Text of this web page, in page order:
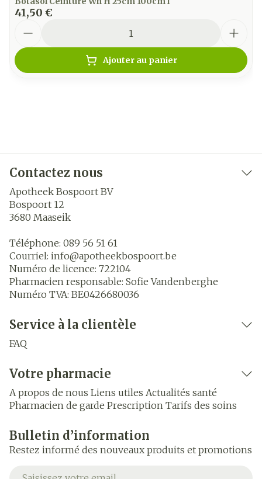
41,50 €
Ajouter au panier
Contactez nous
Apotheek Bospoort BV
Bospoort 12
3680 Maaseik
Téléphone: 089 56 51 61
Courriel: info@apotheekbospoort.be
Numéro de licence: 722104
Pharmacien responsable: Sofie Vandenberghe
Numéro TVA: BE0426680036
Service à la clientèle
FAQ
Votre pharmacie
A propos de nous Liens utiles Actualités santé
Pharmacien de garde Prescription Tarifs des soins
Bulletin d’information
Restez informé des nouveaux produits et promotions
Adresse mail